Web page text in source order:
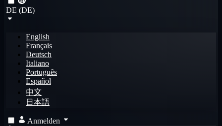
DE (DE)
English
Français
Deutsch
Italiano
Português
Español
中文
日本語
Anmelden